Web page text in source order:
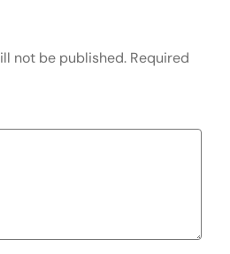
not be published. Required